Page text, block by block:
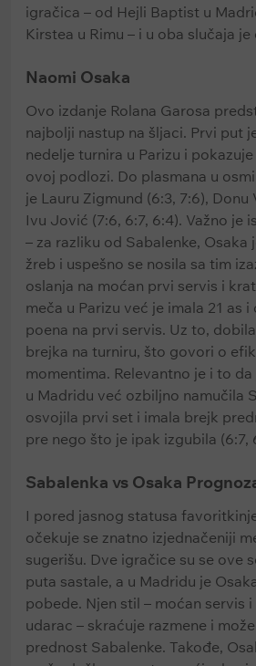
igračica – od Hejli Baptist u
Kirstea u Rimu – i u oba slučaja
Naomi Osaka
Ovo izdanje Rolana Garosa
najbolji nastup na šljaci. Prvi put
nedelje turnira u Parizu i
ovoj podlozi. Do plasmana u
je Lauru Zigmund (6:3, 7:6), Donu
Ivu Jović (7:6, 6:7, 6:4). Važno je
– za razliku od Sabalenke, Osaka
žreb i uspešno se nosila sa tim
oslanja na moćan prvi servis i
meča u Parizu već je imala 21 as i
poena na prvi servis. Uz to,
brejka na turniru, što govori o
momentima. Relevantno je i to
u Madridu već ozbiljno namučila
osvojila prvi set i imala brejk
pre nego što je ipak izgubila (6:7,
Sabalenka vs Osaka
I pored jasnog statusa
očekuje se znatno izjednačeniji
sugerišu. Dve igračice su se ove
puta sastale, a u Madridu je
pobede. Njen stil – moćan servis
udarac – skraćuje razmene i
prednost Sabalenke. Takođe,